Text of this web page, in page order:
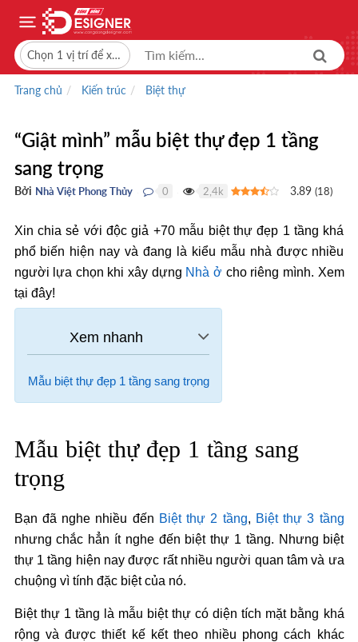
Chọn 1 vị trí để xem giá bán
Trang chủ Kiến trúc Biệt thự
“Giật mình” mẫu biệt thự đẹp 1 tầng
sang trọng
Bởi Nhà Việt Phong Thủy 0 2,4k 3.89 (18)
Xin chia sẻ với độc giả +70 mẫu biệt thự đẹp 1 tầng khá
phổ biến hiện nay và đang là kiểu mẫu nhà được nhiều
người lựa chọn khi xây dựng Nhà ở cho riêng mình. Xem
tại đây!
Mẫu biệt thự đẹp 1 tầng sang trọng
Mẫu biệt thự đẹp 1 tầng sang
trọng
Bạn đã nghe nhiều đến Biệt thự 2 tầng, Biệt thự 3 tầng
nhưng chắc hẳn ít nghe đến biệt thự 1 tầng. Nhưng biệt
thự 1 tầng hiện nay được rất nhiều người quan tâm và ưa
chuộng vì tính đặc biệt của nó.
Biệt thự 1 tầng là mẫu biệt thự có diện tích mặt bằng khá
rộng và được thiết kế kết theo nhiều phong cách khác